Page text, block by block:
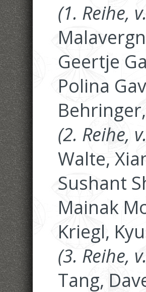
(1. Reihe,
Geertje
Polina
(2. Reihe,
Walte,
Sushant
Mainak
Kriegl,
(3. Reihe,
Tang,